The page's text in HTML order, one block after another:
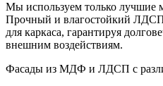
Мы используем только лучшие
Прочный и влагостойкий
для каркаса, гарантируя
внешним воздействиям.
Фасады из МДФ и ЛДСП с